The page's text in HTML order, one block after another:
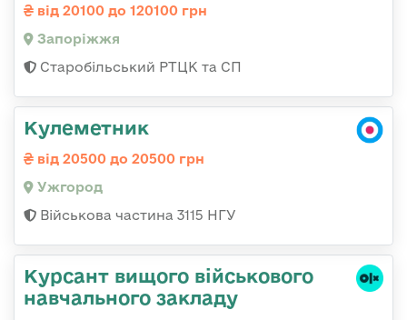
від 20100 до 120100 грн
Запоріжжя
Старобільський РТЦК та СП
Кулеметник
від 20500 до 20500 грн
Ужгород
Військова частина 3115 НГУ
Курсант вищого військового
навчального закладу